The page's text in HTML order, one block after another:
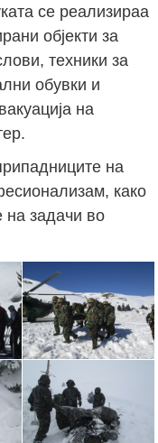
се реализираа
објекти за
техники за
обувки и
на
на
како
на задачи во